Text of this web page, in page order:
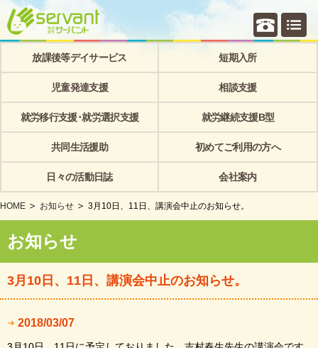
個別相
放課後等デイサービス 短期入所
児童発達支援 相談支援
就労移行支援･就労選択支援 就労継続支援B型
共同生活援助 初めてご利用の方へ
日々の活動日誌 会社案内
HOME お知らせ 3月10日、11日、講演会中止のお知らせ。
お知らせ
3月10日、11日、講演会中止のお知らせ。
2018/03/07